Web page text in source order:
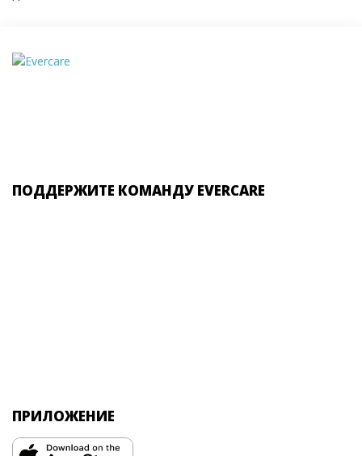
ПОДДЕРЖИТЕ КОМАНДУ EVERCARE
ПРИЛОЖЕНИЕ